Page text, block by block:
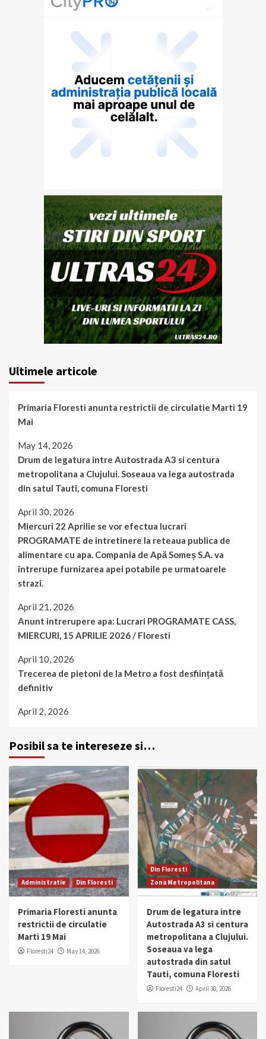
Ultimele articole
Primaria Floresti anunta restrictii de circulatie Marti 19
Mai
May 14, 2026
Drum de legatura intre Autostrada A3 si centura
metropolitana a Clujului. Soseaua va lega autostrada
din satul Tauti, comuna Floresti
April 30, 2026
Miercuri 22 Aprilie se vor efectua lucrari
PROGRAMATE de intretinere la reteaua publica de
alimentare cu apa. Compania de Apă Someș S.A. va
întrerupe furnizarea apei potabile pe urmatoarele
strazi.
April 21, 2026
Anunt intrerupere apa: Lucrari PROGRAMATE CASS,
MIERCURI, 15 APRILIE 2026 / Floresti
April 10, 2026
Trecerea de pietoni de la Metro a fost desființată
definitiv
April 2, 2026
Posibil sa te intereseze si…
Administratie Din Floresti
Primaria Floresti anunta
restrictii de circulatie
Marti 19 Mai
Floresti24 May 14, 2026
Din Floresti
Zona Metropolitana
Drum de legatura intre
Autostrada A3 si centura
metropolitana a Clujului.
Soseaua va lega
autostrada din satul
Tauti, comuna Floresti
Floresti24 April 30, 2026